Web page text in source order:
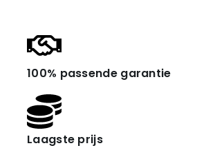
100% passende garantie
Laagste prijs